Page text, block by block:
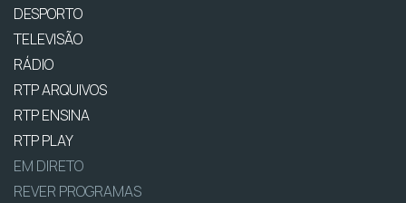
DESPORTO
TELEVISÃO
RÁDIO
RTP ARQUIVOS
RTP ENSINA
RTP PLAY
EM DIRETO
REVER PROGRAMAS